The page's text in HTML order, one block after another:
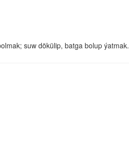
suw dökülip, batga bolup ýatmak.